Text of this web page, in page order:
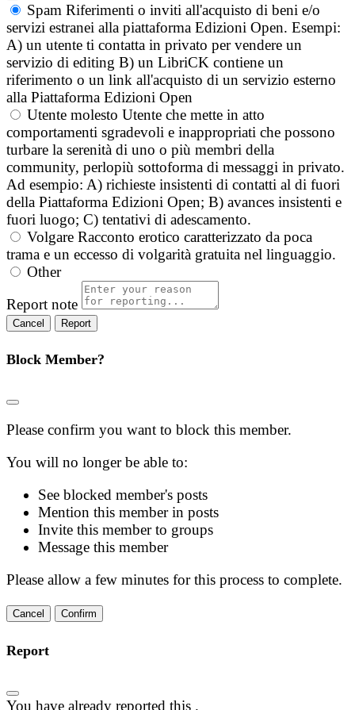
Spam Riferimenti o inviti all'acquisto di beni e/o
servizi estranei alla piattaforma Edizioni Open. Esempi:
A) un utente ti contatta in privato per vendere un
servizio di editing B) un LibriCK contiene un
riferimento o un link all'acquisto di un servizio esterno
alla Piattaforma Edizioni Open
Utente molesto Utente che mette in atto
comportamenti sgradevoli e inappropriati che possono
turbare la serenità di uno o più membri della
community, perlopiù sottoforma di messaggi in privato.
Ad esempio: A) richieste insistenti di contatti al di fuori
della Piattaforma Edizioni Open; B) avances insistenti e
fuori luogo; C) tentativi di adescamento.
Volgare Racconto erotico caratterizzato da poca
trama e un eccesso di volgarità gratuita nel linguaggio.
Other
Report note
Report
Block Member?
Please confirm you want to block this member.
You will no longer be able to:
See blocked member's posts
Mention this member in posts
Invite this member to groups
Message this member
Please allow a few minutes for this process to complete.
Confirm
Report
You have already reported this .